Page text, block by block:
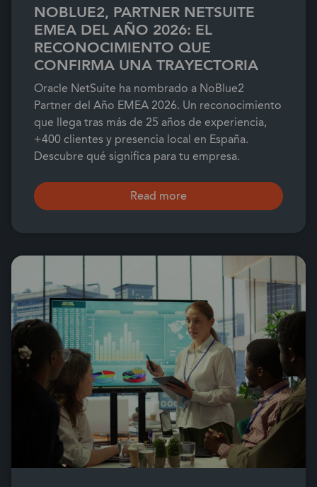
NOBLUE2, PARTNER NETSUITE
EMEA DEL AÑO 2026: EL
RECONOCIMIENTO QUE
CONFIRMA UNA TRAYECTORIA
Oracle NetSuite ha nombrado a NoBlue2
Partner del Año EMEA 2026. Un reconocimiento
que llega tras más de 25 años de experiencia,
+400 clientes y presencia local en España.
Descubre qué significa para tu empresa.
Read more